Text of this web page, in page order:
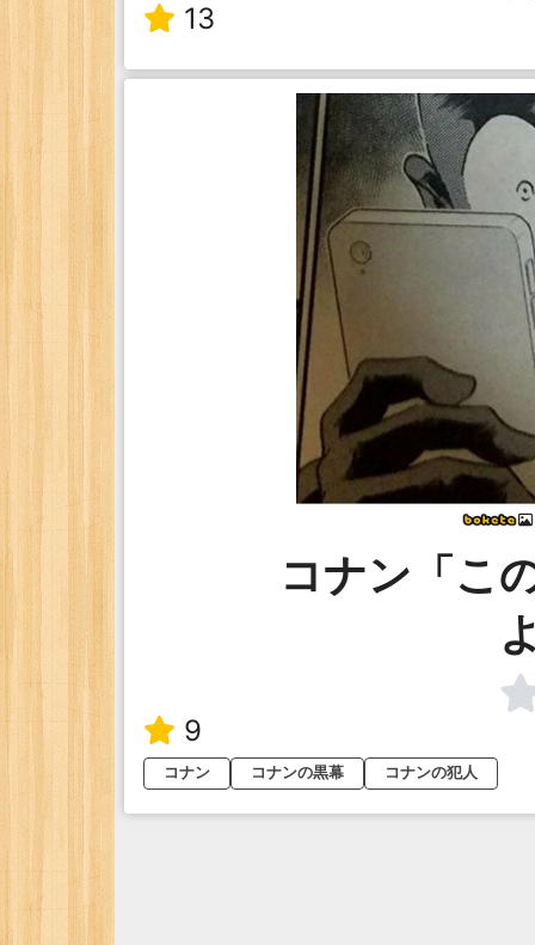
13
コナン「こ
9
コナン コナンの黒幕 コナンの犯人